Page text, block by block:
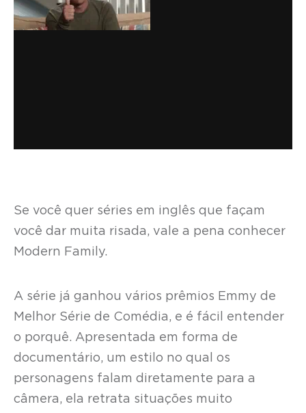
Se você quer séries em inglês que façam
você dar muita risada, vale a pena conhecer
Modern Family.
A série já ganhou vários prêmios Emmy de
Melhor Série de Comédia, e é fácil entender
o porquê. Apresentada em forma de
documentário, um estilo no qual os
personagens falam diretamente para a
câmera, ela retrata situações muito